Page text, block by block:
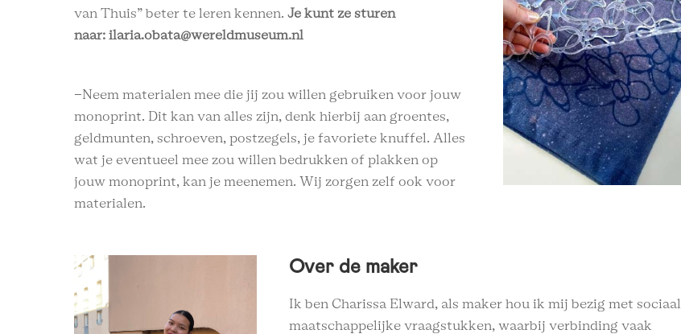
van Thuis” beter te leren kennen. Je kunt ze sturen
naar: ilaria.obata@wereldmuseum.nl
-Neem materialen mee die jij zou willen gebruiken voor jouw
monoprint. Dit kan van alles zijn, denk hierbij aan groentes,
geldmunten, schroeven, postzegels, je favoriete knuffel. Alles
wat je eventueel mee zou willen bedrukken of plakken op
jouw monoprint, kan je meenemen. Wij zorgen zelf ook voor
materialen.
Over de maker
Ik ben Charissa Elward, als maker hou ik mij bezig met sociaal
maatschappelijke vraagstukken, waarbij verbinding vaak